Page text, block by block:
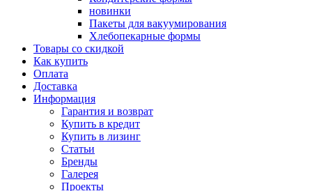
новинки
Пакеты для вакуумирования
Хлебопекарные формы
Товары со скидкой
Как купить
Оплата
Доставка
Информация
Гарантия и возврат
Купить в кредит
Купить в лизинг
Статьи
Бренды
Галерея
Проекты